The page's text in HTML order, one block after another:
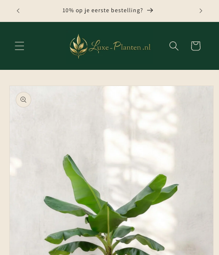
naar de
content
10% op je eerste bestelling?
Winkelwagen
direct naar